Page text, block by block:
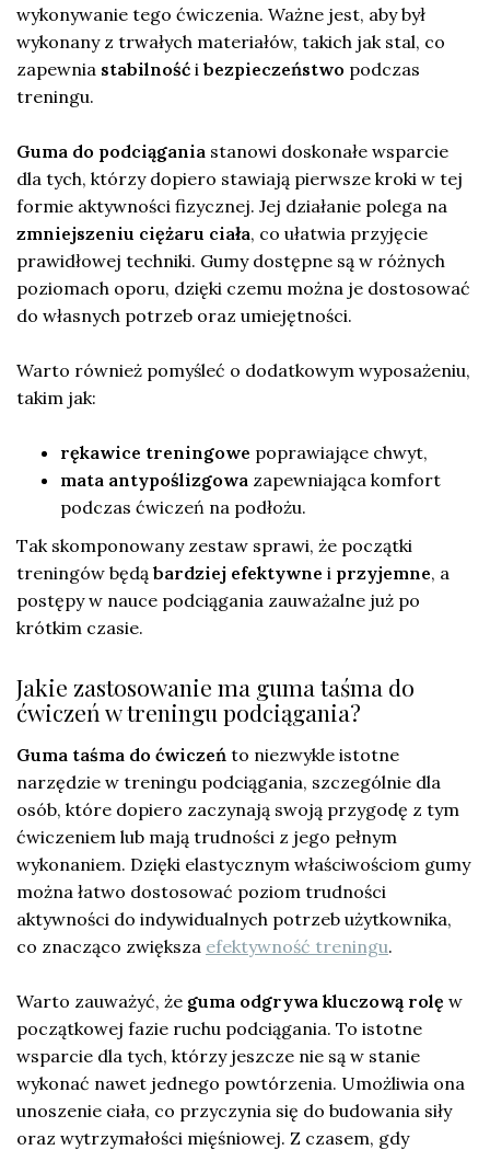
wykonywanie tego ćwiczenia. Ważne jest, aby był
wykonany z trwałych materiałów, takich jak stal, co
zapewnia stabilność i bezpieczeństwo podczas
treningu.
Guma do podciągania stanowi doskonałe wsparcie
dla tych, którzy dopiero stawiają pierwsze kroki w tej
formie aktywności fizycznej. Jej działanie polega na
zmniejszeniu ciężaru ciała, co ułatwia przyjęcie
prawidłowej techniki. Gumy dostępne są w różnych
poziomach oporu, dzięki czemu można je dostosować
do własnych potrzeb oraz umiejętności.
Warto również pomyśleć o dodatkowym wyposażeniu,
takim jak:
rękawice treningowe poprawiające chwyt,
mata antypoślizgowa zapewniająca komfort
podczas ćwiczeń na podłożu.
Tak skomponowany zestaw sprawi, że początki
treningów będą bardziej efektywne i przyjemne, a
postępy w nauce podciągania zauważalne już po
krótkim czasie.
Jakie zastosowanie ma guma taśma do
ćwiczeń w treningu podciągania?
Guma taśma do ćwiczeń to niezwykle istotne
narzędzie w treningu podciągania, szczególnie dla
osób, które dopiero zaczynają swoją przygodę z tym
ćwiczeniem lub mają trudności z jego pełnym
wykonaniem. Dzięki elastycznym właściwościom gumy
można łatwo dostosować poziom trudności
aktywności do indywidualnych potrzeb użytkownika,
co znacząco zwiększa efektywność treningu.
Warto zauważyć, że guma odgrywa kluczową rolę w
początkowej fazie ruchu podciągania. To istotne
wsparcie dla tych, którzy jeszcze nie są w stanie
wykonać nawet jednego powtórzenia. Umożliwia ona
unoszenie ciała, co przyczynia się do budowania siły
oraz wytrzymałości mięśniowej. Z czasem, gdy